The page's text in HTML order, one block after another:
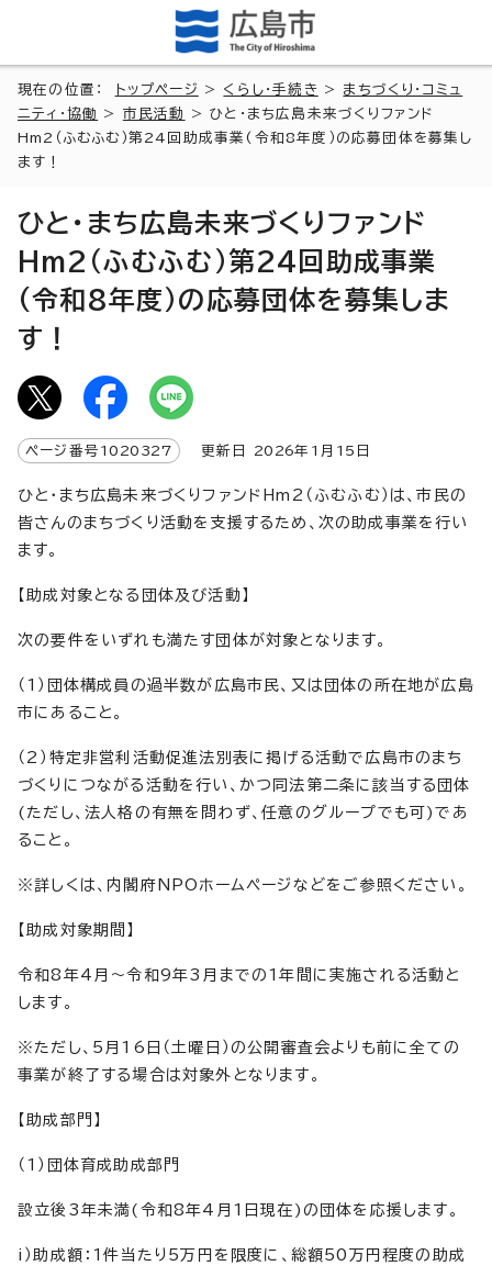
現在の位置： トップページ > くらし・手続き > まちづくり・コミュ
ニティ・協働
> 市民活動
> ひと・まち広島未来づくりファンド
Hm2（ふむふむ）第24回助成事業(令和8年度）の応募団体を募集し
ます！
ひと・まち広島未来づくりファンド
Hm2（ふむふむ）第24回助成事業
(令和8年度）の応募団体を募集しま
す！
ページ番号 1020327 更新日 2026年1月 15 日
ひと・まち広島未来づくりファンドHm2（ふむふむ）は、市民の
皆さんのまちづくり活動を支援するため、次の助成事業を行い
ます。
【助成対象となる団体及び活動】
次の要件をいずれも満たす団体が対象となります。
（1）団体構成員の過半数が広島市民、又は団体の所在地が広島
市にあること。
（2）特定非営利活動促進法別表に掲げる活動で広島市のまち
づくりにつながる活動を行い、かつ同法第二条に該当する団体
(ただし、法人格の有無を問わず、任意のグループでも可)であ
ること。
※詳しくは、内閣府NPOホームページなどをご参照ください。
【助成対象期間】
令和8年4月～令和9年3月までの1年間に実施される活動と
します。
※ただし、5月16日（土曜日）の公開審査会よりも前に全ての
事業が終了する場合は対象外となります。
【助成部門】
（1）団体育成助成部門
設立後3年未満(令和8年4月1日現在)の団体を応援します。
i）助成額：1件当たり5万円を限度に、総額50万円程度の助成